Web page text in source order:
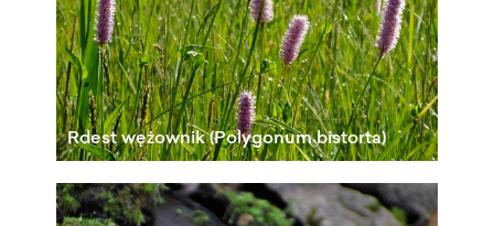
Rdest wężownik (Polygonum bistorta)